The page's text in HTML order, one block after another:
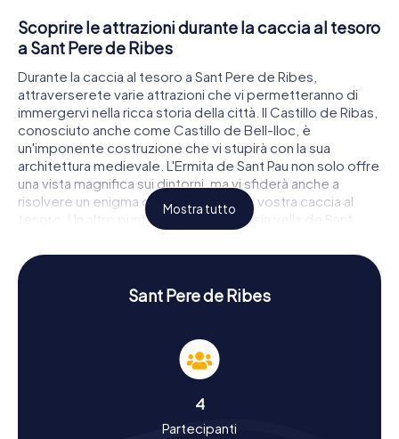
Scoprire le attrazioni durante la caccia al tesoro
a Sant Pere de Ribes
Durante la caccia al tesoro a Sant Pere de Ribes,
attraverserete varie attrazioni che vi permetteranno di
immergervi nella ricca storia della città. Il Castillo de Ribas,
conosciuto anche come Castillo de Bell-lloc, è
un'imponente costruzione che vi stupirà con la sua
architettura medievale. L'Ermita de Sant Pau non solo offre
una vista magnifica sui dintorni, ma vi sfiderà anche a
risolvere un enigma che vi aiuterà nella vostra caccia al
tesoro. Un altro punto forte è la Església vella de Sant
religiosa della regione e allo stesso tempo mettere alla
prova le vostre abilità investigative.
Le cacce al tesoro di myCityHunt a Sant Pere de Ribes non
sono solo un'avventura, ma anche un'occasione per
de Ribes vanta un passato lungo e affascinante che risale
all'epoca romana. Nei secoli la città si è evoluta in un
Mostra tutto
Sant Pere de Ribes
4
Partecipanti